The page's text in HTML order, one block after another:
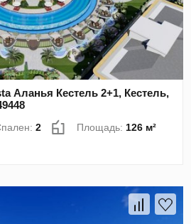
Аланья Кестель 2+1, Кестель,
2 Площадь: 126 м²